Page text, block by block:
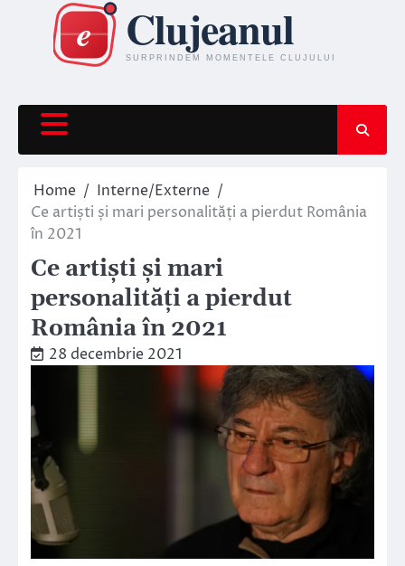
content
Home
Interne/Externe
Ce artiști și mari personalități a pierdut România
în 2021
Ce artiști și mari
personalități a pierdut
România în 2021
28 decembrie 2021